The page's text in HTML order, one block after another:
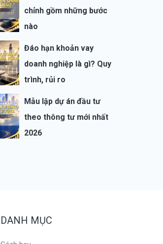
chỉnh gồm những bước
nào
Đáo hạn khoản vay
doanh nghiệp là gì? Quy
trình, rủi ro
Mẫu lập dự án đầu tư
theo thông tư mới nhất
2026
DANH MỤC